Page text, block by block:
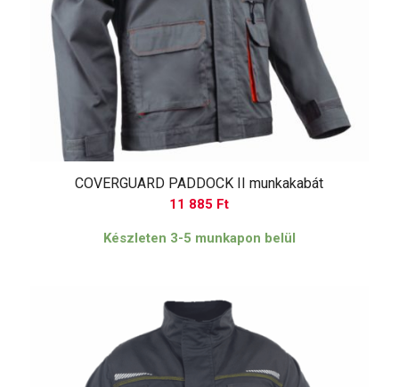
COVERGUARD PADDOCK II munkakabát
11 885 Ft
Készleten 3-5 munkapon belül